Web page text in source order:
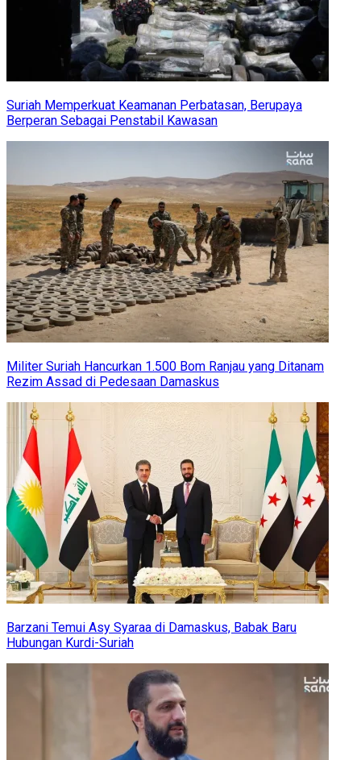
Suriah Memperkuat Keamanan Perbatasan, Berupaya
Berperan Sebagai Penstabil Kawasan
Militer Suriah Hancurkan 1.500 Bom Ranjau yang Ditanam
Rezim Assad di Pedesaan Damaskus
Barzani Temui Asy Syaraa di Damaskus, Babak Baru
Hubungan Kurdi-Suriah